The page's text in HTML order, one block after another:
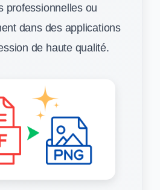
professionnelles ou
dans des applications
de haute qualité.